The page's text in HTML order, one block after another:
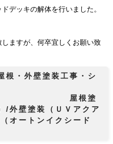
デッキの解体を行いました。
ますが、何卒宜しくお願い致
・外壁塗装工事・シ
塗
/外壁塗装（ＵＶアクア
オートンイクシード